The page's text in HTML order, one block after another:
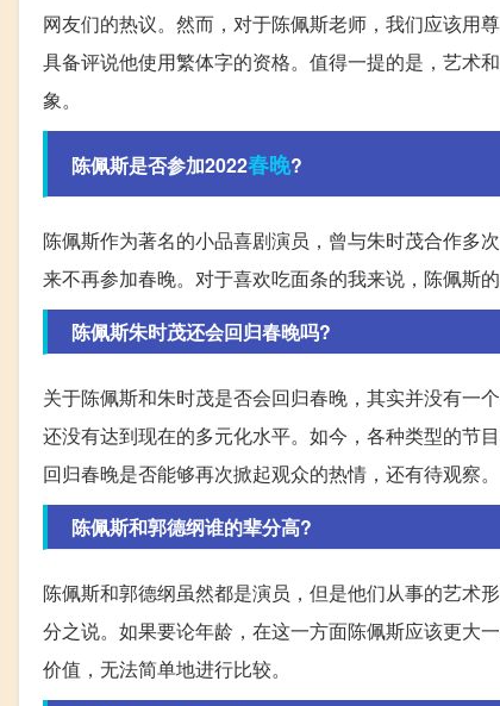
网友们的热议。然而，对于陈佩斯老师，我们应该用
具备评说他使用繁体字的资格。值得一提的是，艺术
象。
陈佩斯是否参加2022春晚?
陈佩斯作为著名的小品喜剧演员，曾与朱时茂合作多
来不再参加春晚。对于喜欢吃面条的我来说，陈佩斯
陈佩斯朱时茂还会回归春晚吗?
关于陈佩斯和朱时茂是否会回归春晚，其实并没有一
还没有达到现在的多元化水平。如今，各种类型的节
回归春晚是否能够再次掀起观众的热情，还有待观察。
陈佩斯和郭德纲谁的辈分高?
陈佩斯和郭德纲虽然都是演员，但是他们从事的艺术
分之说。如果要论年龄，在这一方面陈佩斯应该更大
价值，无法简单地进行比较。